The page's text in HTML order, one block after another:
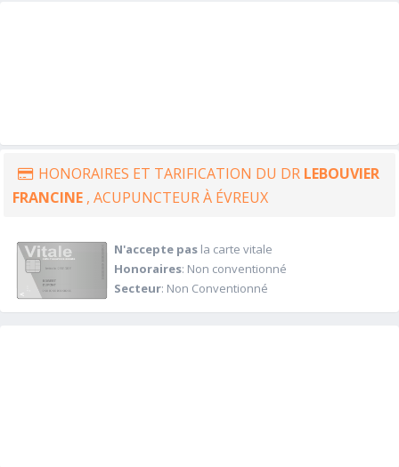
HONORAIRES ET TARIFICATION DU DR LEBOUVIER
FRANCINE , ACUPUNCTEUR À ÉVREUX
N'accepte pasla carte vitale
Honoraires: Non conventionné
Secteur: Non Conventionné